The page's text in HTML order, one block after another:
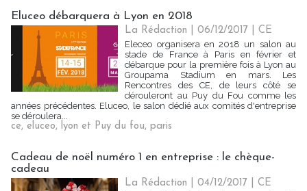
Eluceo débarquera à Lyon en 2018
La Rédaction | 06/12/2017 |CE
Eleceo organisera en 2018 un salon au
stade de France à Paris en février et
débarque pour la première fois à Lyon au
Groupama Stadium en mars. Les
Rencontres des CE, de leurs côté se
dérouleront au Puy du Fou comme les
années précédentes. Eluceo, le salon dédié aux comités d'entreprise
se déroulera...
ce, eluceo, lyon et Puy du fou, paris
Cadeau de noël numéro 1 en entreprise : le chèque-
cadeau
La Rédaction | 04/12/2017 |CE